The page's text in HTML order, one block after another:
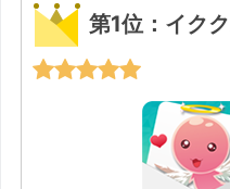
第1位：イク